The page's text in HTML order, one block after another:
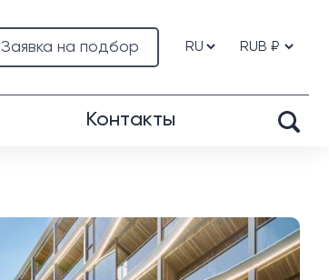
Заявка на подбор
Контакты